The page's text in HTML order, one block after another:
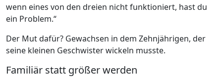
wenn eines von den dreien nicht funktioniert, hast du
ein Problem.“
Der Mut dafür? Gewachsen in dem Zehnjährigen, der
seine kleinen Geschwister wickeln musste.
Familiär statt größer werden